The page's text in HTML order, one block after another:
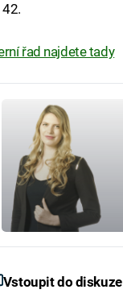
řad najdete tady
Vstoupit do diskuze